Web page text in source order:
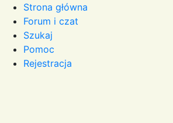
Strona główna
Forum i czat
Szukaj
Pomoc
Rejestracja